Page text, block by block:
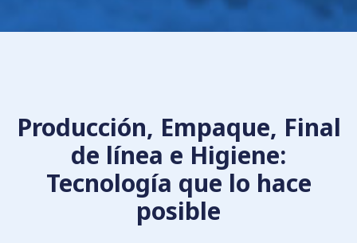
Producción, Empaque, Final
de línea e Higiene:
Tecnología que lo hace
posible